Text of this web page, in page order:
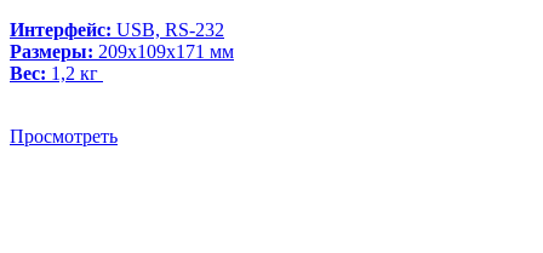
Интерфейс: USB, RS-232
Размеры: 209х109х171 мм
Вес: 1,2 кг
Просмотреть